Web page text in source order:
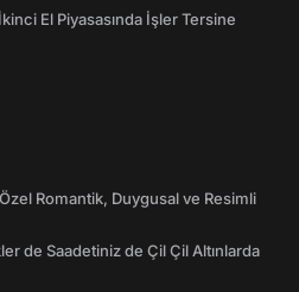
El Piyasasında İşler Tersine
Romantik, Duygusal ve Resimli
de Saadetiniz de Çil Çil Altınlarda